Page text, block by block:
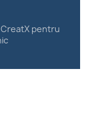
pentru